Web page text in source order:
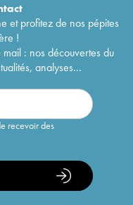
et profitez de nos pépites
!
: nos découvertes du
analyses...
recevoir des